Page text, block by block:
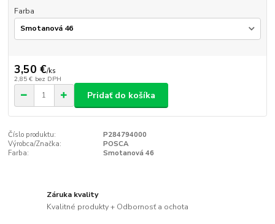
Farba
3,50 €/ks
2,85 € bez DPH
Pridať do košíka
Číslo produktu:
P284794000
Výrobca/Značka:
POSCA
Farba:
Smotanová 46
Záruka kvality
Kvalitné produkty + Odbornosť a ochota